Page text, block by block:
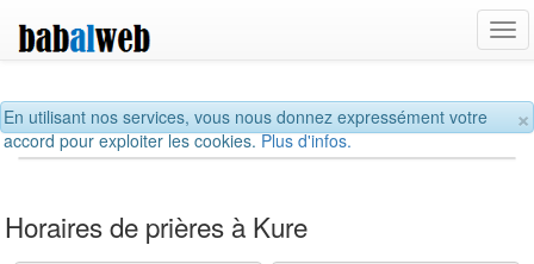
×
En utilisant nos services, vous nous donnez expressément votre
accord pour exploiter les cookies.Plus d'infos.
Horaires de prières à Kure